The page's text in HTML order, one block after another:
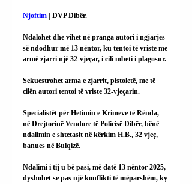
Njoftim | DVP Dibër.
Ndalohet dhe vihet në pranga autori i ngjarjes
së ndodhur më 13 nëntor, ku tentoi të vriste me
armë zjarri një 32-vjeçar, i cili mbeti i plagosur.
Sekuestrohet arma e zjarrit, pistoletë, me të
cilën autori tentoi të vriste 32-vjeçarin.
Specialistët për Hetimin e Krimeve të Rënda,
në Drejtorinë Vendore të Policisë Dibër, bënë
ndalimin e shtetasit në kërkim H.B., 32 vjeç,
banues në Bulqizë.
Ndalimi i tij u bë pasi, më datë 13 nëntor 2025,
dyshohet se pas një konflikti të mëparshëm, ky